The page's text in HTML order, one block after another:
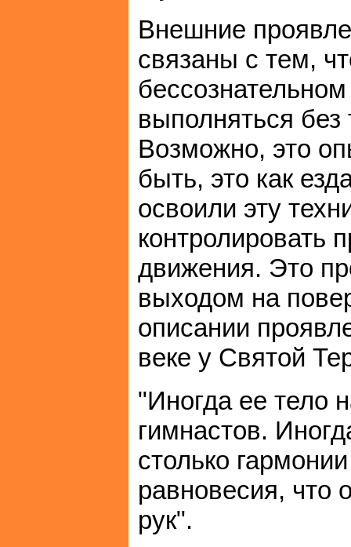
Внешние
связаны с тем,
выполняться без
Возможно, это
быть, это как
освоили эту
контролировать
движения. Это
выходом на
описании
веке у Святой
"Иногда ее тело
гимнастов.
столько
равновесия, что
рук".